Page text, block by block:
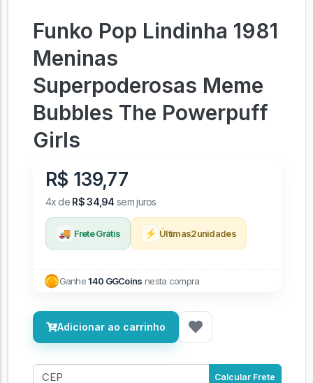
Funko Pop Lindinha 1981
Meninas
Superpoderosas Meme
Bubbles The Powerpuff
Girls
R$ 139,77
4x de R$ 34,94 sem juros
🚚 Frete Grátis ⚡ Últimas2unidades
Ganhe140 GGCoins nesta compra
Adicionar ao carrinho
Calcular Frete